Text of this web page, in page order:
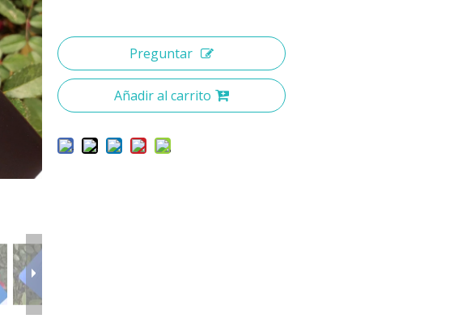
Preguntar
Añadir al carrito